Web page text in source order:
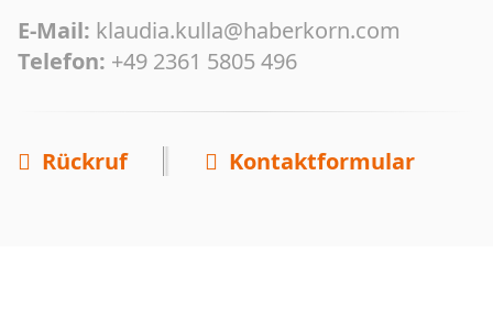
E-Mail: klaudia.kulla@haberkorn.com
Telefon: +49 2361 5805 496
Rückruf Kontaktformular